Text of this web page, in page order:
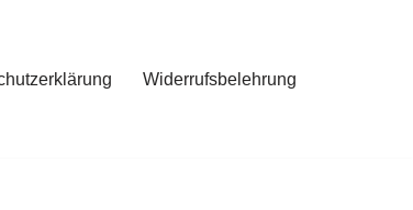
Widerrufsbelehrung